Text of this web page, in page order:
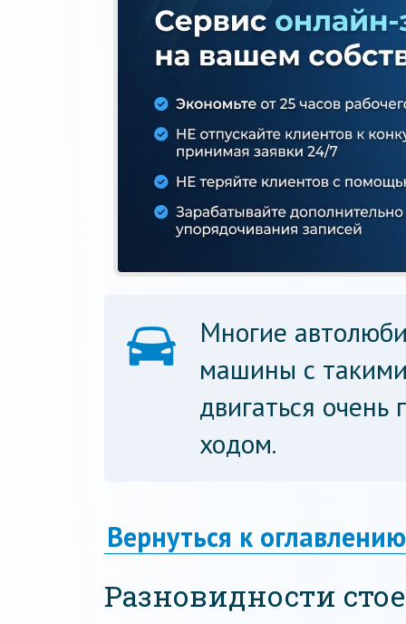
Многие
машины с
двигаться
ходом.
Вернуться к оглавлению
Разновидности